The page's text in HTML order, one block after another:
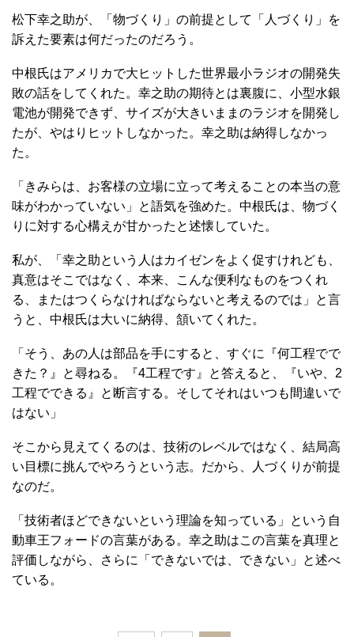
松下幸之助が、「物づくり」の前提として「人づくり」を
訴えた要素は何だったのだろう。
中根氏はアメリカで大ヒットした世界最小ラジオの開発失
敗の話をしてくれた。幸之助の期待とは裏腹に、小型水銀
電池が開発できず、サイズが大きいままのラジオを開発し
たが、やはりヒットしなかった。幸之助は納得しなかっ
た。
「きみらは、お客様の立場に立って考えることの本当の意
味がわかっていない」と語気を強めた。中根氏は、物づく
りに対する心構えが甘かったと述懐していた。
私が、「幸之助という人はカイゼンをよく促すけれども、
真意はそこではなく、本来、こんな便利なものをつくれ
る、またはつくらなければならないと考えるのでは」と言
うと、中根氏は大いに納得、頷いてくれた。
「そう、あの人は部品を手にすると、すぐに『何工程でで
きた？』と尋ねる。『4工程です』と答えると、『いや、2
工程でできる』と断言する。そしてそれはいつも間違いで
はない」
そこから見えてくるのは、技術のレベルではなく、結局高
い目標に挑んでやろうという志。だから、人づくりが前提
なのだ。
「技術者ほどできないという理論を知っている」という自
動車王フォードの言葉がある。幸之助はこの言葉を真理と
評価しながら、さらに「できないでは、できない」と述べ
ている。